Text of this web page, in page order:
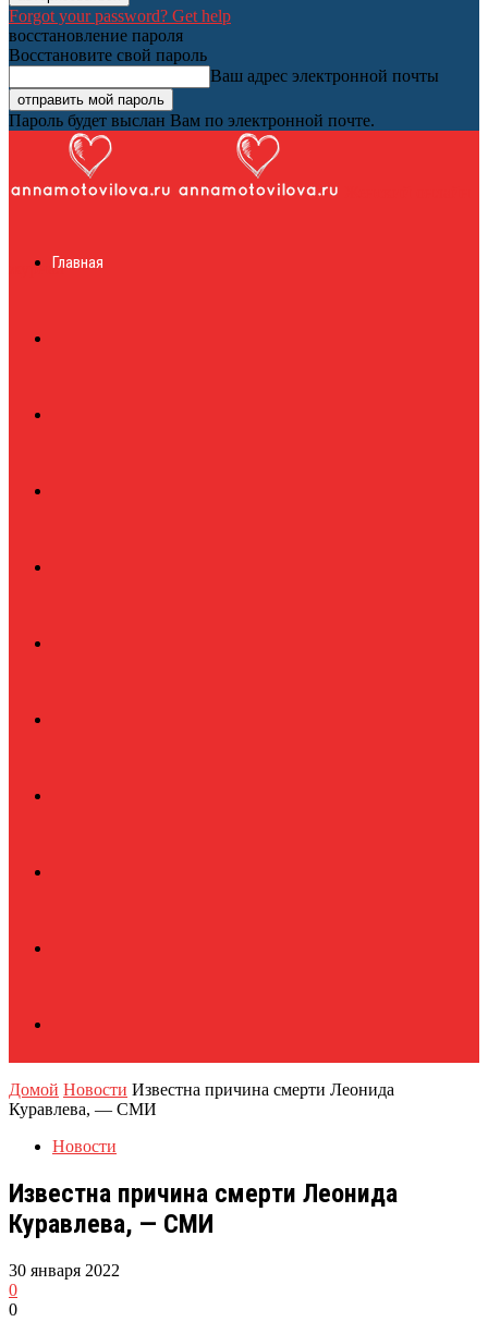
Forgot your password? Get help
восстановление пароля
Восстановите свой пароль
Ваш адрес электронной почты
Пароль будет выслан Вам по электронной почте.
журналГлавная
Домой Новости Известна причина смерти Леонида
Куравлева, — СМИ
Новости
Известна причина смерти Леонида
Куравлева, — СМИ
30 января 2022
0
0